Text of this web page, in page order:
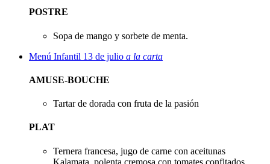
POSTRE
Sopa de mango y sorbete de menta.
Menú Infantil 13 de julio a la carta
AMUSE-BOUCHE
Tartar de dorada con fruta de la pasión
PLAT
Ternera francesa, jugo de carne con aceitunas
Kalamata, polenta cremosa con tomates confitados,